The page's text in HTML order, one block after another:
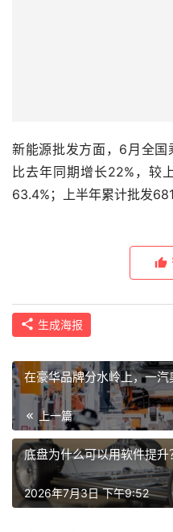
新能源批发方面，6月全国
比去年同期增长22%，较
生成海报
在豪华品牌分水岭上，一汽
上一篇
底盘为什么可以用软件提